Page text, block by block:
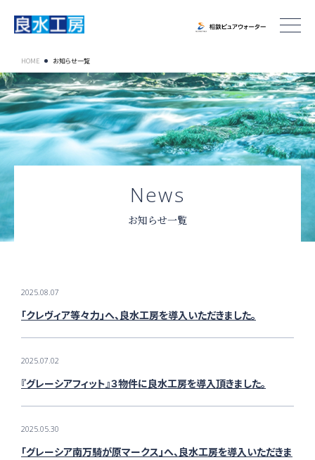
HOME お知らせ一覧
お知らせ一覧
2025.08.07
「クレヴィア等々力」へ、良水工房を導入いただきました。
2025.07.02
『グレーシアフィット』３物件に良水工房を導入頂きました。
2025.05.30
「グレーシア南万騎が原マークス」へ、良水工房を導入いただきま